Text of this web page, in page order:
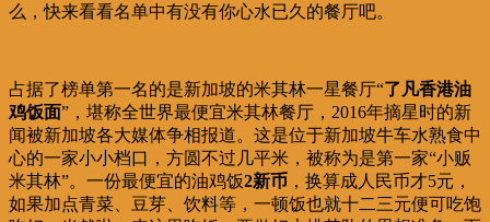
么，快来看看名单中有没有你心水已久的餐厅吧。
占据了榜单第一名的是新加坡的米其林一星餐厅“了凡香港油
鸡饭面”，堪称全世界最便宜米其林餐厅，2016年摘星时的新
闻被新加坡各大媒体争相报道。这是位于新加坡牛车水熟食中
心的一家小小档口，方圆不过几平米，被称为是第一家“小贩
米其林”。一份最便宜的油鸡饭2新币 ，换算成人民币才5元，
如果加点青菜、豆芽、饮料等，一顿饭也就十二三元便可吃饱